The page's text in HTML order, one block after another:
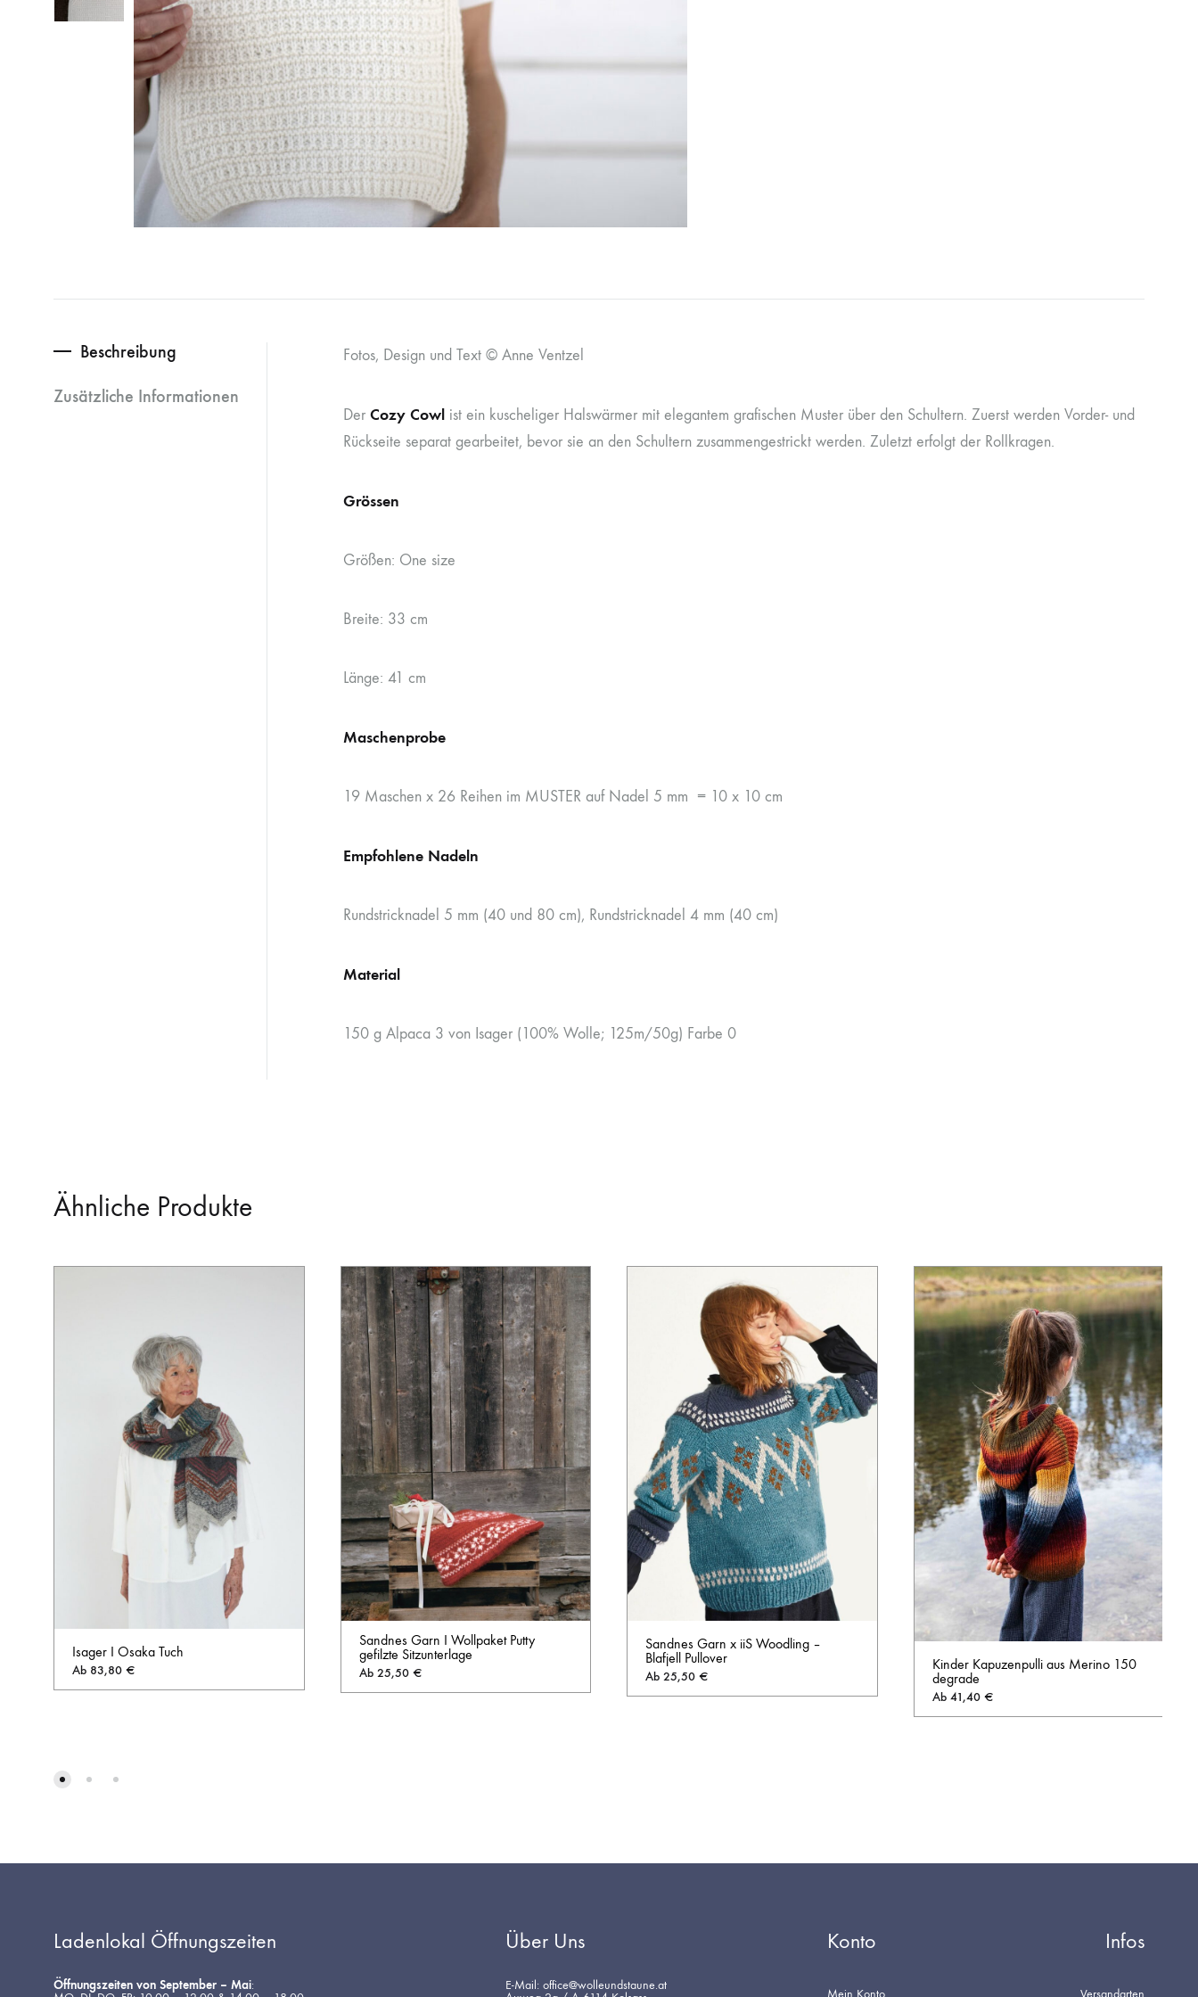
Beschreibung
Zusätzliche Informationen
Fotos, Design und Text © Anne Ventzel
Der Cozy Cowl ist ein kuscheliger Halswärmer mit elegantem grafischen Muster über den Schultern. Zuerst werden Vorder- und
Rückseite separat gearbeitet, bevor sie an den Schultern zusammengestrickt werden. Zuletzt erfolgt der Rollkragen.
Grössen
Größen: One size
Breite: 33 cm
Länge: 41 cm
Maschenprobe
19 Maschen x 26 Reihen im MUSTER auf Nadel 5 mm = 10 x 10 cm
Empfohlene Nadeln
Rundstricknadel 5 mm (40 und 80 cm), Rundstricknadel 4 mm (40 cm)
Material
150 g Alpaca 3 von Isager (100% Wolle; 125m/50g) Farbe 0
Ähnliche Produkte
Isager I Osaka Tuch
Ab 83,80 €
Sandnes Garn I Wollpaket Putty
gefilzte Sitzunterlage
Ab 25,50 €
Sandnes Garn x iiS Woodling –
Blafjell Pullover
Ab25,50€
Kinder Kapuzenpulli aus Merino 150
degrade
Ab 41,40 €
Ladenlokal Öffnungszeiten
Öffnungszeiten von September – Mai:
Über Uns
E-Mail: office@wolleundstaune.at
Konto Infos